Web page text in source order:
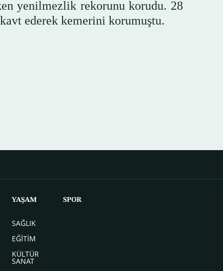
yenilmezlik rekorunu korudu. 28
ederek kemerini korumuştu.
YAŞAM
SAĞLIK
EĞİTİM
KÜLTÜR
SANAT
SPOR